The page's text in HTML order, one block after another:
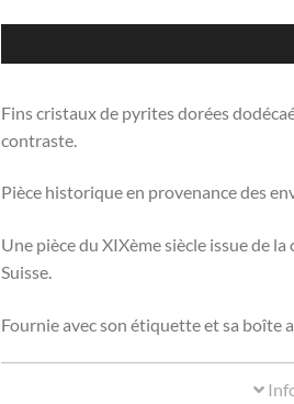
Fins cristaux de pyrites dorées
contraste.
Pièce historique en provenance des
Une pièce du XIXème siècle issue de
Suisse.
Fournie avec son étiquette et sa boîte